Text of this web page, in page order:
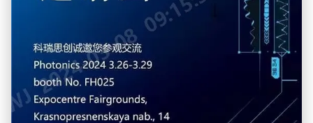
ム用の固体レーザー利得媒体 Nd:YAG および ...